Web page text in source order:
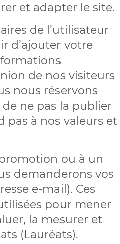
et adapter le site.
de l’utilisateur
d’ajouter votre
de nos visiteurs
nous réservons
ne pas la publier
pas à nos valeurs et
ou à un
demanderons vos
e-mail). Ces
pour mener
la mesurer et
(Lauréats).